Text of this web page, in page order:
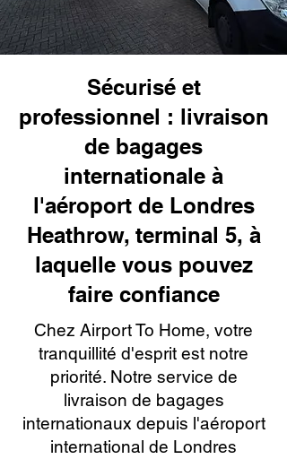
Sécurisé et
professionnel : livraison
de bagages
internationale à
l'aéroport de Londres
Heathrow, terminal 5, à
laquelle vous pouvez
faire confiance
Chez Airport To Home, votre
tranquillité d'esprit est notre
priorité. Notre service de
livraison de bagages
internationaux depuis l'aéroport
international de Londres